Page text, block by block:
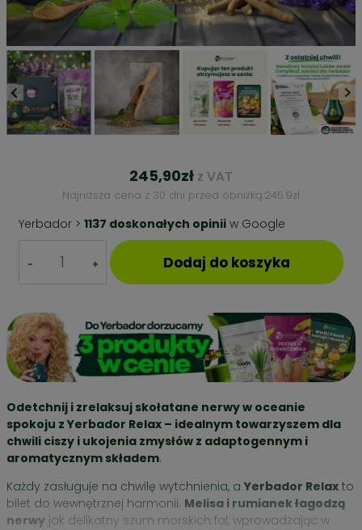
245,90zł z VAT
Najniższa cena z 30 dni przed obniżką: 245.9zł
Yerbador > 1137 doskonałych opinii w Google
ZESTAW
PREZENTOWY
MATE
–
YERBA
RELAX
+
NABIERAK
BUKOWY
Dodaj do koszyka
Odetchnij i zrelaksuj skołatane nerwy w oceanie
spokoju z Yerbador Relax – idealnym towarzyszem dla
chwili ciszy i ukojenia zmysłów z adaptogennym i
aromatycznym składem.
Każdy zasługuje na chwilę wytchnienia, a Yerbador Relax to
bilet do wewnętrznej harmonii. Melisa i rumianek łagodzą
nerwy jak delikatny szum morskich fal, wprowadzając w